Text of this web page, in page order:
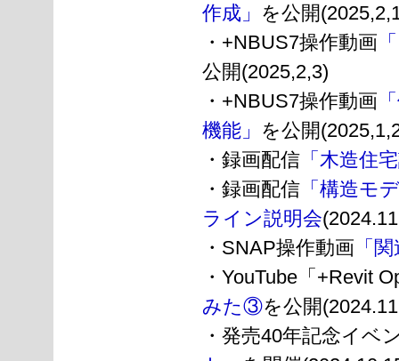
作成」 を公開
・+NBUS7操作動画
公開(2025,2,3)
・+NBUS7操作動画
機能」 を公開
・録画配信 「木造住
・録画配信 「構造モ
ライン説明会
・SNAP操作動画 「
・YouTube「+Revit
みた③を公開
・発売40年記念イベ